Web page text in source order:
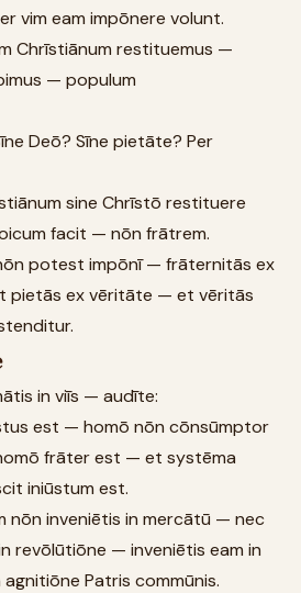
vim eam impōnere volunt.
Chrīstiānum restituemus —
— populum
Deō? Sīne pietāte? Per
sine Chrīstō restituere
facit — nōn frātrem.
potest impōnī — frāternitās ex
pietās ex vēritāte — et vēritās
in viīs — audīte:
est — homō nōn cōnsūmptor
frāter est — et systēma
iniūstum est.
nōn inveniētis in mercātū — nec
revōlūtiōne — inveniētis eam in
Patris commūnis.